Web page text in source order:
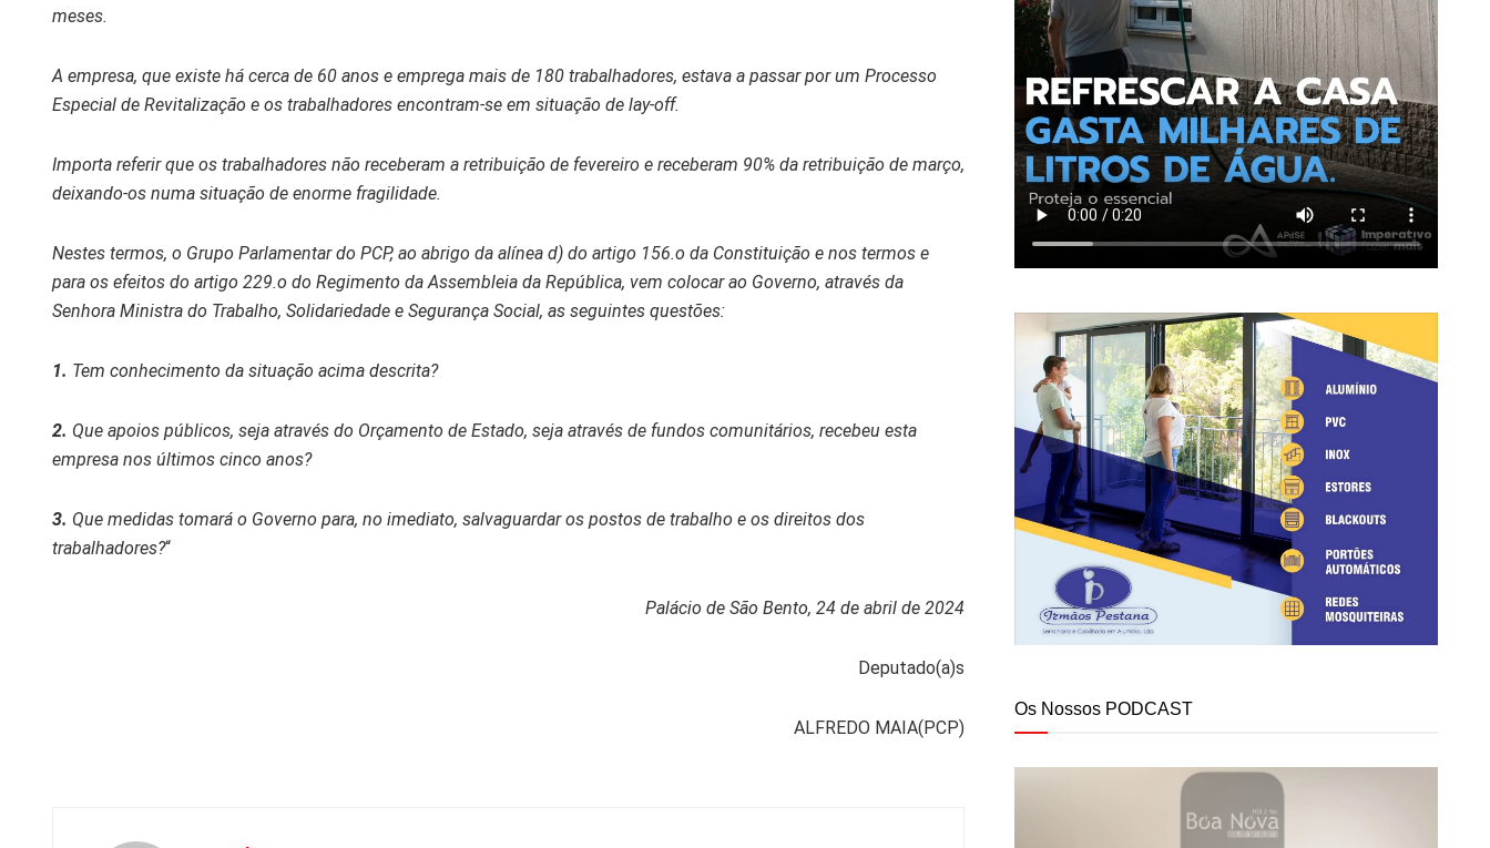
meses.
A empresa, que existe há cerca de 60 anos e emprega mais de 180 trabalhadores, estava a passar por um Processo
Especial de Revitalização e os trabalhadores encontram-se em situação de lay-off.
Importa referir que os trabalhadores não receberam a retribuição de fevereiro e receberam 90% da retribuição de março,
deixando-os numa situação de enorme fragilidade.
Nestes termos, o Grupo Parlamentar do PCP, ao abrigo da alínea d) do artigo 156.o da Constituição e nos termos e
para os efeitos do artigo 229.o do Regimento da Assembleia da República, vem colocar ao Governo, através da
Senhora Ministra do Trabalho, Solidariedade e Segurança Social, as seguintes questões:
1. Tem conhecimento da situação acima descrita?
2. Que apoios públicos, seja através do Orçamento de Estado, seja através de fundos comunitários, recebeu esta
empresa nos últimos cinco anos?
3. Que medidas tomará o Governo para, no imediato, salvaguardar os postos de trabalho e os direitos dos
trabalhadores?“
Palácio de São Bento, 24 de abril de 2024
Deputado(a)s
ALFREDO MAIA(PCP)
Os Nossos PODCAST